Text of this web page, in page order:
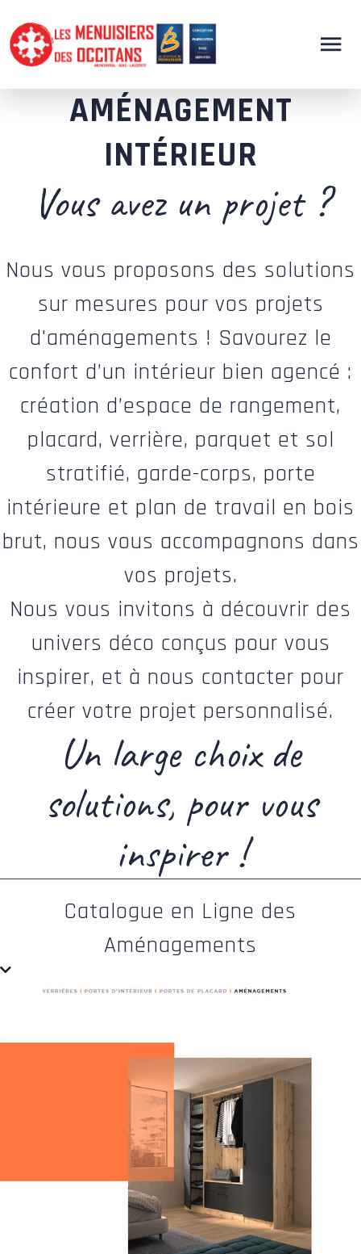
AMÉNAGEMENT
INTÉRIEUR
Vous avez un projet ?
Nous vous proposons des solutions
sur mesures pour vos projets
d'aménagements ! Savourez le
confort d’un intérieur bien agencé :
création d’espace de rangement,
placard, verrière, parquet et sol
stratifié, garde-corps, porte
intérieure et plan de travail en bois
brut, nous vous accompagnons dans
vos projets.
Nous vous invitons à découvrir des
univers déco conçus pour vous
inspirer, et à nous contacter pour
créer votre projet personnalisé.
Un large choix de
solutions, pour vous
inspirer !
Catalogue en Ligne des
Aménagements